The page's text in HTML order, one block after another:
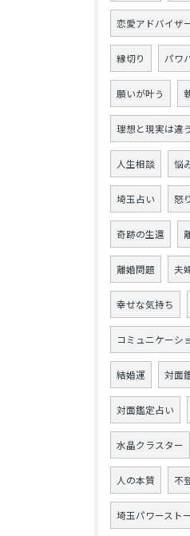
恋愛アドバイザ
縁切り パワ
願いが叶う
理想と現実は違う
人生相談 悩
埼玉占い 怒
奇跡の生還
離婚問題 夫
幸せな気持ち
コミュニケーシ
結婚運 対面
対面鑑定占い
水晶クラスター
人の本質 不
埼玉パワースト